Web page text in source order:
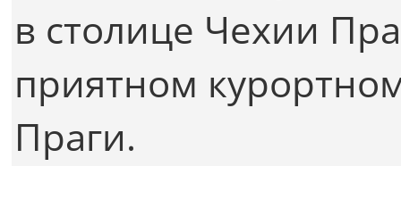
в столице Чехии
приятном
Праги.